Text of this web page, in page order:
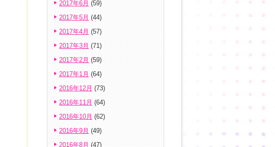
2017年6月 (59)
2017年5月 (44)
2017年4月 (57)
2017年3月 (71)
2017年2月 (59)
2017年1月 (64)
2016年12月 (73)
2016年11月 (64)
2016年10月 (62)
2016年9月 (49)
2016年8月 (47)